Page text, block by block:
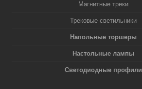
Магнитные треки
Трековые светильники
Напольные торшеры
Настольные лампы
Светодиодные профили